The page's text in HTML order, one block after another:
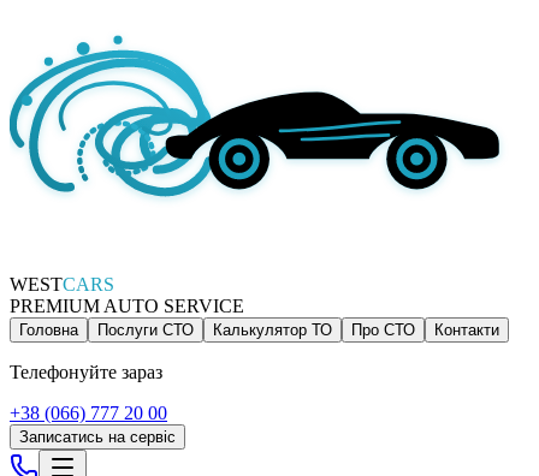
WESTCARS
PREMIUM AUTO SERVICE
Головна Послуги СТО Калькулятор ТО Про СТО Контакти
Телефонуйте зараз
+38 (066) 777 20 00
Записатись на сервіс